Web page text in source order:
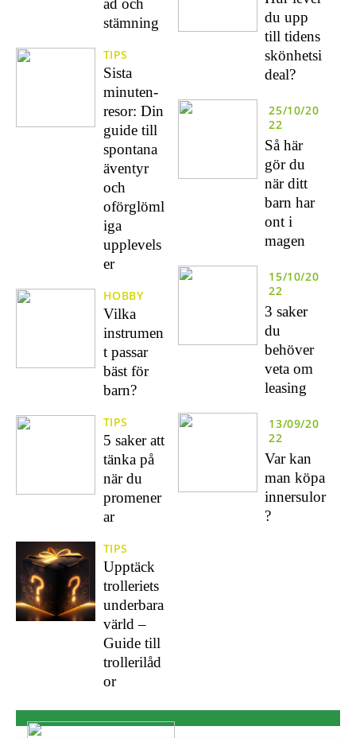
ad och
stämning
TIPS
Sista
minuten-
resor: Din
guide till
spontana
äventyr
och
oförglöml
iga
upplevels
er
HOBBY
Vilka
instrumen
t passar
bäst för
barn?
TIPS
5 saker att
tänka på
när du
promener
ar
TIPS
Upptäck
trolleriets
underbara
värld –
Guide till
trollerilåd
or
du upp
till tidens
skönhetsi
deal?
25/10/20
22
Så här
gör du
när ditt
barn har
ont i
magen
15/10/20
22
3 saker
du
behöver
veta om
leasing
13/09/20
22
Var kan
man köpa
innersulor
?